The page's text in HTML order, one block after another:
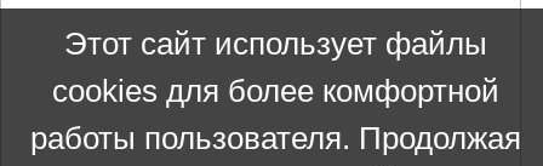
Этот сайт использует файлы
cookies для более комфортной
работы пользователя. Продолжая